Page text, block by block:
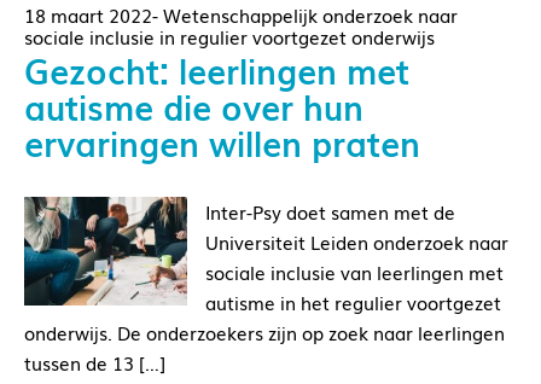
18 maart 2022- Wetenschappelijk onderzoek naar
sociale inclusie in regulier voortgezet onderwijs
Gezocht: leerlingen met
autisme die over hun
ervaringen willen praten
Inter-Psy doet samen met de
Universiteit Leiden onderzoek naar
sociale inclusie van leerlingen met
autisme in het regulier voortgezet
onderwijs. De onderzoekers zijn op zoek naar leerlingen
tussen de 13 […]